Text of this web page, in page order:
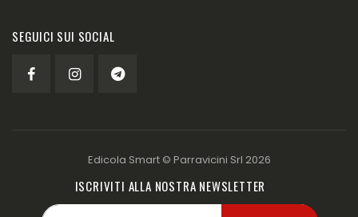
SEGUICI SUI SOCIAL
Edicola Smart © Parravicini Srl 2026
ISCRIVITI ALLA NOSTRA NEWSLETTER